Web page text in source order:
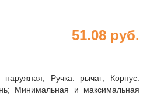
51.08 руб.
наружная; Ручка: рычаг; Корпус:
Минимальная и максимальная